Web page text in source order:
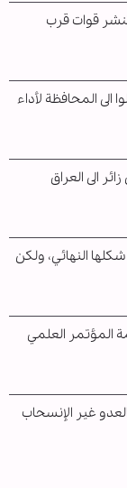
قوات قرب
الى المحافظة لأداء
ملايين زائر الى العراق
النهائي، ولكن
المؤتمر العلمي
غير الإنسحاب